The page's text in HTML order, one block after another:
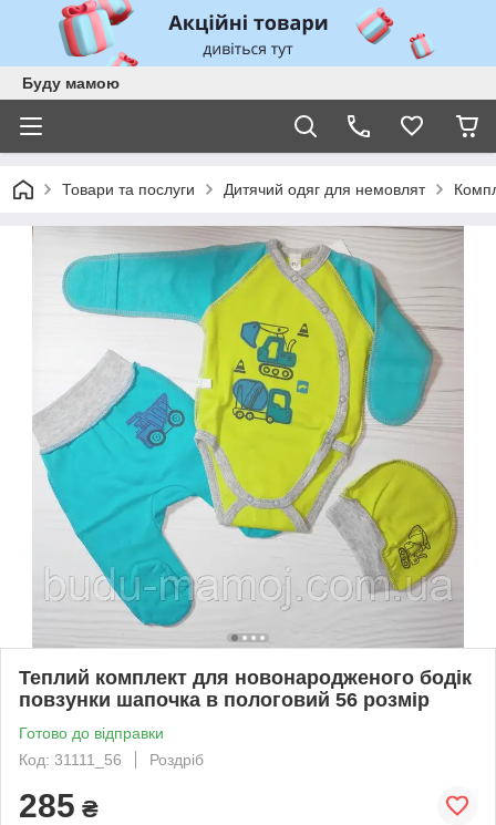
Буду мамою
Товари та послуги Дитячий одяг для немовлят
Теплий комплект для новонародженого бодік
повзунки шапочка в пологовий 56 розмір
Готово до відправки
Код: 31111_56
Роздріб
285 ₴